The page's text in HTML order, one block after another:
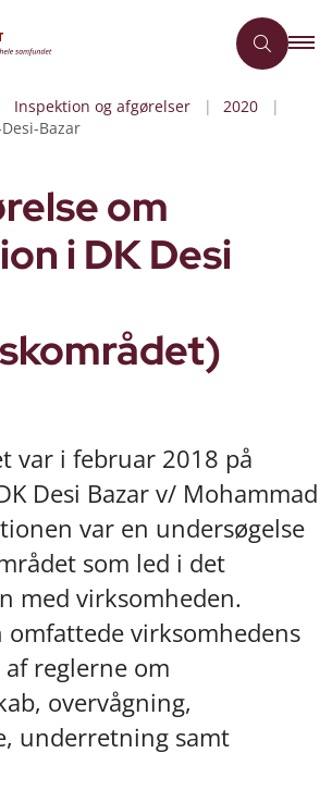
Inspektion og afgørelser
2020
Bazar
om
i DK Desi
var i februar 2018 på
Desi Bazar v/ Mohammad
var en undersøgelse
som led i det
med virksomheden.
omfattede virksomhedens
reglerne om
overvågning,
underretning samt